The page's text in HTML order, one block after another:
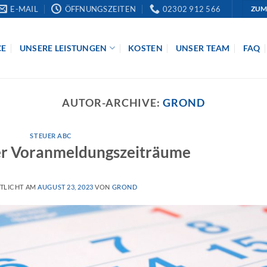
E-MAIL ÖFFNUNGSZEITEN 02302 912 566
UNSERE LEISTUNGEN KOSTEN UNSER TEAM FAQ
AUTOR-ARCHIVE:GROND
STEUER ABC
Voranmeldungszeiträume
AMAUGUST 23, 2023 VON GROND